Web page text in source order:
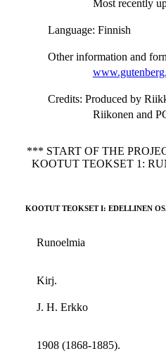
Most recently
Language: Finnish
Other information and
Credits: Produced by
Riikonen and
*** START OF THE
KOOTUT TEOKSET 1:
KOOTUT TEOKSET I: EDELLINEN
Runoelmia
Kirj.
J. H. Erkko
1908 (1868-1885).